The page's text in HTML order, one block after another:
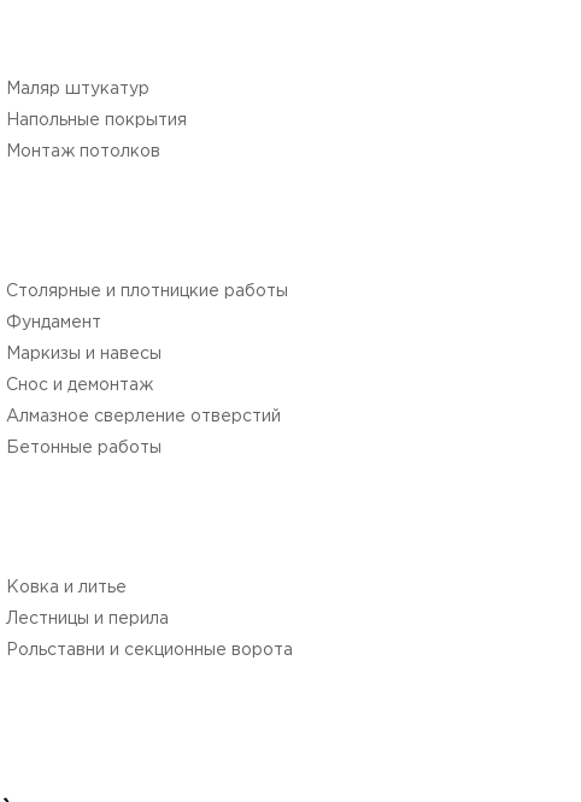
Маляр штукатур
Напольные покрытия
Монтаж потолков
Столярные и плотницкие работы
Фундамент
Маркизы и навесы
Снос и демонтаж
Алмазное сверление отверстий
Бетонные работы
Ковка и литье
Лестницы и перила
Рольставни и секционные ворота